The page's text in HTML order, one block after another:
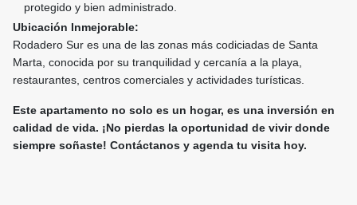
protegido y bien administrado.
Ubicación Inmejorable:
Rodadero Sur es una de las zonas más codiciadas de Santa
Marta, conocida por su tranquilidad y cercanía a la playa,
restaurantes, centros comerciales y actividades turísticas.
Este apartamento no solo es un hogar, es una inversión en
calidad de vida. ¡No pierdas la oportunidad de vivir donde
siempre soñaste! Contáctanos y agenda tu visita hoy.